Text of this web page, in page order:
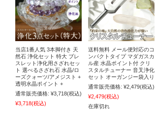
当店1番人気 3本脚付き 天
然石 浄化セット 特大 ブレ
スレット浄化用さざれセッ
ト 選べるさざれ石 水晶/ロ
ーズクォーツ/アメジスト +
透明水晶ポイント +
通常販売価格: ¥3,718(税込)
¥3,718(税込)
送料無料 メール便対応のコ
ンパクトタイプ マダガスカ
ル産 水晶ポイント付 クリ
スタルチューナー 音叉浄化
セット オーガンジー袋入り
通常販売価格: ¥2,479(税込)
¥2,479(税込)
在庫切れ